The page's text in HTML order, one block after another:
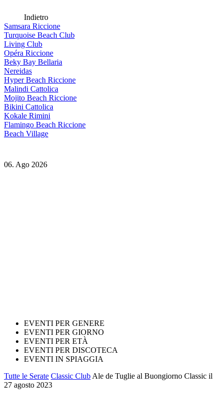
Indietro
Samsara Riccione
Turquoise Beach Club
Living Club
Opéra Riccione
Beky Bay Bellaria
Nereidas
Hyper Beach Riccione
Malindi Cattolica
Mojito Beach Riccione
Bikini Cattolica
Kokale Rimini
Flamingo Beach Riccione
Beach Village
06. Ago 2026
EVENTI PER GENERE
EVENTI PER GIORNO
EVENTI PER ETÀ
EVENTI PER DISCOTECA
EVENTI IN SPIAGGIA
Tutte le Serate Classic Club Ale de Tuglie al Buongiorno Classic il
27 agosto 2023